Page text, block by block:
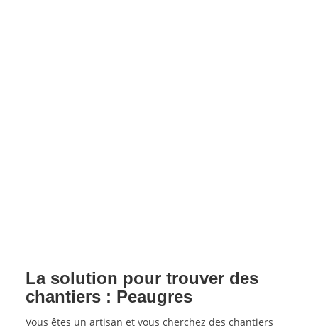
La solution pour trouver des
chantiers : Peaugres
Vous êtes un artisan et vous cherchez des chantiers